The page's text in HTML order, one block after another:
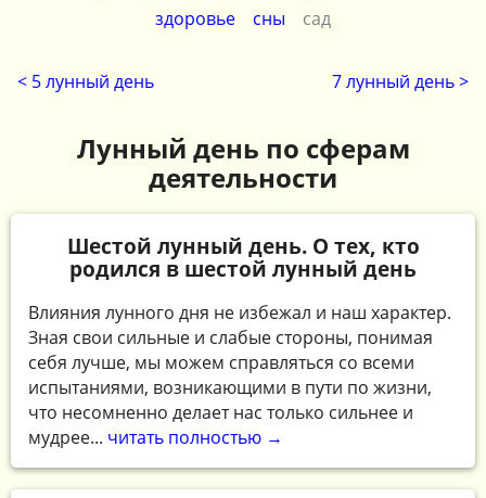
здоровье
сны сад
< 5 лунный день 7 лунный день >
Лунный день по сферам
деятельности
Шестой лунный день. О тех, кто
родился в шестой лунный день
Влияния лунного дня не избежал и наш характер.
Зная свои сильные и слабые стороны, понимая
себя лучше, мы можем справляться со всеми
испытаниями, возникающими в пути по жизни,
что несомненно делает нас только сильнее и
мудрее... читать полностью →